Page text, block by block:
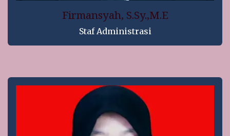
Firmansyah, S.Sy.,M.E
Staf Administrasi